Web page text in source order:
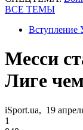
ВСЕ ТЕМЫ
Вступление
Месси
Лиге
iSport.ua, 19
1